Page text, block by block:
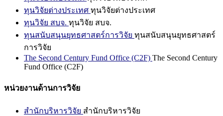
ทุนวิจัยต่างประเทศ ทุนวิจัยต่างประเทศ
ทุนวิจัย สบจ. ทุนวิจัย สบจ.
ทุนสนับสนุนยุทธศาสตร์การวิจัย ทุนสนับสนุนยุทธศาสตร์
การวิจัย
The Second Century Fund Office (C2F) The Second Century
Fund Office (C2F)
หน่วยงานด้านการวิจัย
สำนักบริหารวิจัย สำนักบริหารวิจัย